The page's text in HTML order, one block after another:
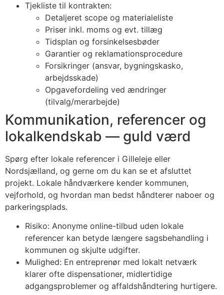
Tjekliste til kontrakten:
Detaljeret scope og materialeliste
Priser inkl. moms og evt. tillæg
Tidsplan og forsinkelsesbøder
Garantier og reklamationsprocedure
Forsikringer (ansvar, bygningskasko,
arbejdsskade)
Opgavefordeling ved ændringer
(tilvalg/merarbejde)
Kommunikation, referencer og
lokalkendskab — guld værd
Spørg efter lokale referencer i Gilleleje eller
Nordsjælland, og gerne om du kan se et afsluttet
projekt. Lokale håndværkere kender kommunen,
vejforhold, og hvordan man bedst håndterer naboer og
parkeringsplads.
Risiko: Anonyme online-tilbud uden lokale
referencer kan betyde længere sagsbehandling i
kommunen og skjulte udgifter.
Mulighed: En entreprenør med lokalt netværk
klarer ofte dispensationer, midlertidige
adgangsproblemer og affaldshåndtering hurtigere.